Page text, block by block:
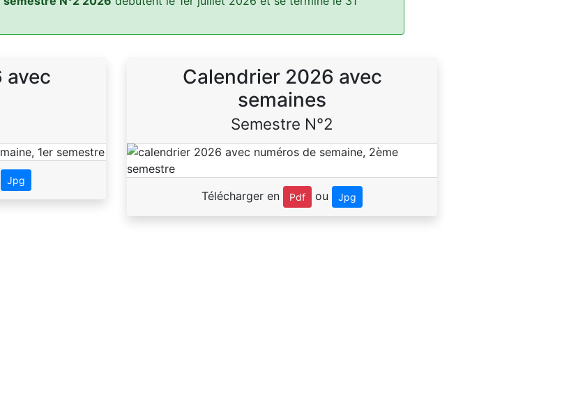
avec
Jpg
Calendrier 2026 avec
semaines
Semestre N°2
Télécharger en Pdf ou Jpg